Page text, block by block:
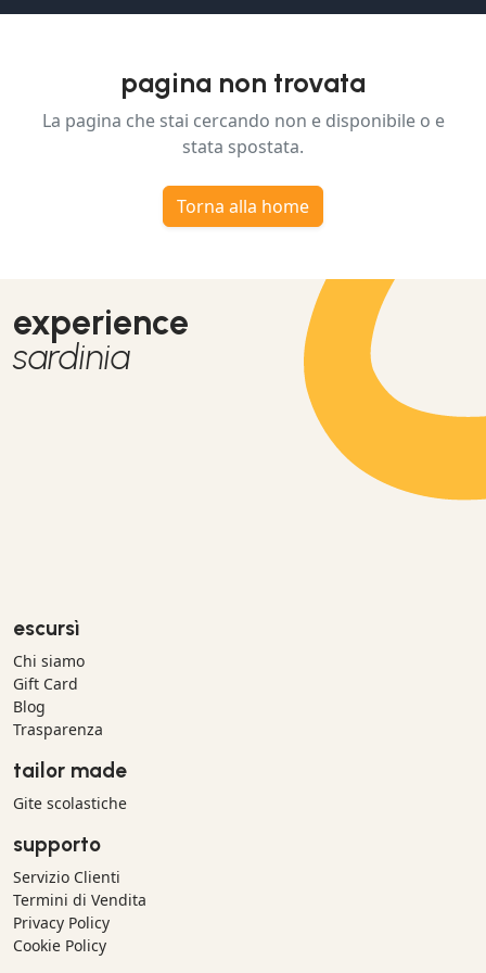
pagina non trovata
La pagina che stai cercando non e disponibile o e
stata spostata.
Torna alla home
experience
sardinia
escursì
Chi siamo
Gift Card
Blog
Trasparenza
tailor made
Gite scolastiche
supporto
Servizio Clienti
Termini di Vendita
Privacy Policy
Cookie Policy